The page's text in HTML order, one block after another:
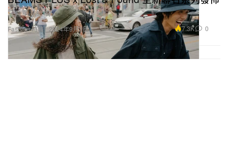
Fashion 時裝
三種單品組成。
2024年9月3日 7.3K 0